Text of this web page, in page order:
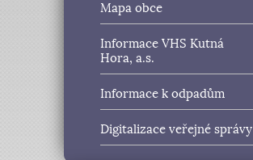
Mapa obce
Informace VHS Kutná
Hora, a.s.
Informace k odpadům
Digitalizace veřejné správy